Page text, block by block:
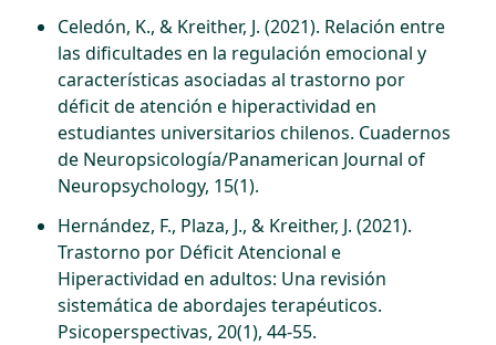
Celedón, K., & Kreither, J. (2021). Relación entre
las dificultades en la regulación emocional y
características asociadas al trastorno por
déficit de atención e hiperactividad en
estudiantes universitarios chilenos. Cuadernos
de Neuropsicología/Panamerican Journal of
Neuropsychology, 15(1).
Hernández, F., Plaza, J., & Kreither, J. (2021).
Trastorno por Déficit Atencional e
Hiperactividad en adultos: Una revisión
sistemática de abordajes terapéuticos.
Psicoperspectivas, 20(1), 44-55.